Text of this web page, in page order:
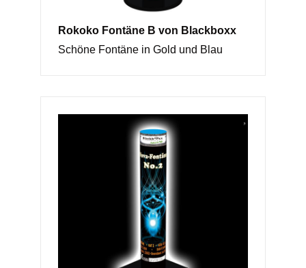
Rokoko Fontäne B von Blackboxx
Schöne Fontäne in Gold und Blau